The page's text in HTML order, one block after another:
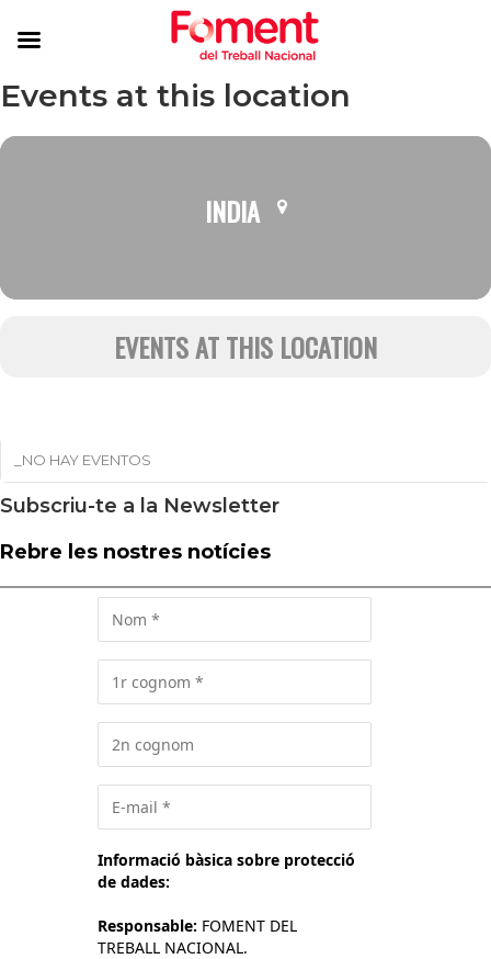
Events at this location
INDIA
EVENTS AT THIS LOCATION
_NO HAY EVENTOS
Subscriu-te a la Newsletter
Rebre les nostres notícies
Informació bàsica sobre protecció
de dades:
Responsable: FOMENT DEL
TREBALL NACIONAL.